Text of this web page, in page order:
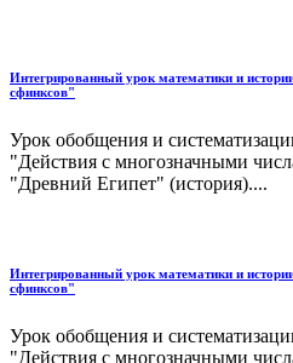
Интегрированный урок математики и
сфинксов"
Урок обобщения и
"Действия с многозначными
"Древний Египет" (история)....
Интегрированный урок математики и
сфинксов"
Урок обобщения и
"Действия с многозначными